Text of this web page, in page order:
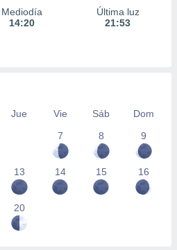
Mediodía
14:20
Última luz
21:53
Jue Vie Sáb
Dom
7
8 9
13 14 15 16
20